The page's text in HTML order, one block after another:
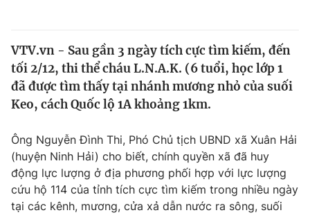
Thế giới
Tin tức
Thế giới đó đây
Câu chuyện quốc tế
Kinh tế
Tài chính
Thị trường
Góc doanh nghiệp
Dữ liệu và đời sống
Truyền hình
VTV.vn - Sau gần 3 ngày tích cực tìm kiếm, đến
tối 2/12, thi thể cháu L.N.A.K. (6 tuổi, học lớp 1
đã được tìm thấy tại nhánh mương nhỏ của suối
Keo, cách Quốc lộ 1A khoảng 1km.
Ông Nguyễn Đình Thi, Phó Chủ tịch UBND xã Xuân Hải
(huyện Ninh Hải) cho biết, chính quyền xã đã huy
động lực lượng ở địa phương phối hợp với lực lượng
cứu hộ 114 của tỉnh tích cực tìm kiếm trong nhiều ngày
tại các kênh, mương, cửa xả dẫn nước ra sông, suối